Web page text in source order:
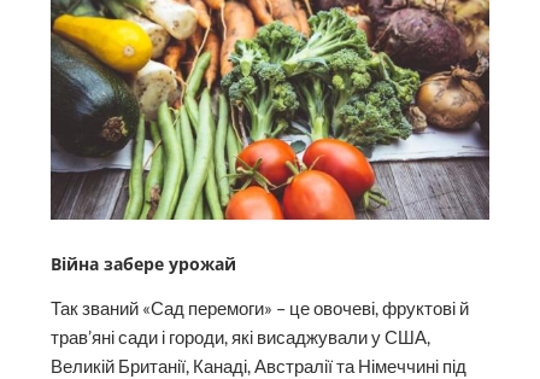
Війна забере урожай
Так званий «Сад перемоги» – це овочеві, фруктові й
трав’яні сади і городи, які висаджували у США,
Великій Британії, Канаді, Австралії та Німеччині під